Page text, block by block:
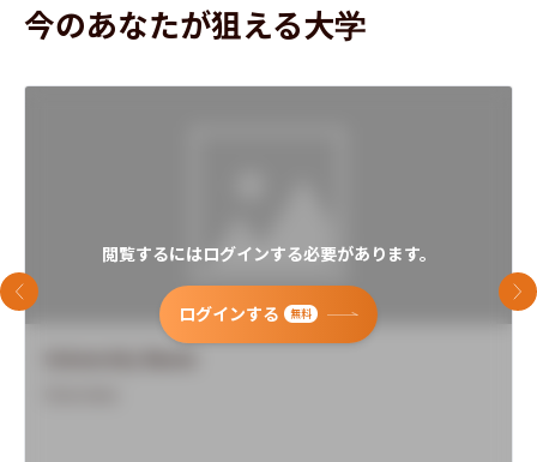
今のあなたが狙える大学
閲覧するにはログインする必要があります。
ログインする 無料
前のスライド 次